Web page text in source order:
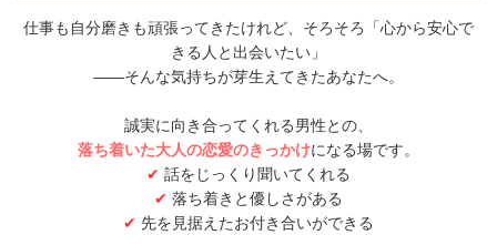
仕事も自分磨きも頑張ってきたけれど、そろそろ「心から安心で
きる人と出会いたい」
――そんな気持ちが芽生えてきたあなたへ。
誠実に向き合ってくれる男性との、
落ち着いた大人の恋愛のきっかけになる場です。
✔ 話をじっくり聞いてくれる
✔ 落ち着きと優しさがある
✔ 先を見据えたお付き合いができる